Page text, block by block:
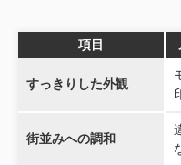
項目
すっきりした外観
街並みへの調和